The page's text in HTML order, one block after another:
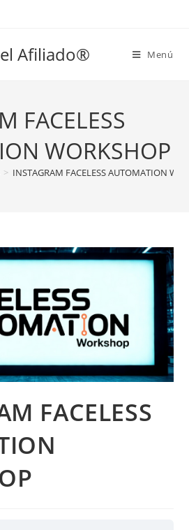
Afiliado® Menú
FACELESS
WORKSHOP
> INSTAGRAM FACELESS AUTOMATION
FACELESS